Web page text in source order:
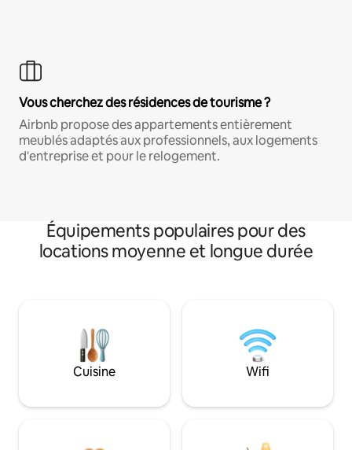
Vous cherchez des résidences de tourisme ?
Airbnb propose des appartements entièrement
meublés adaptés aux professionnels, aux logements
d'entreprise et pour le relogement.
Équipements populaires pour des
locations moyenne et longue durée
Cuisine Wifi